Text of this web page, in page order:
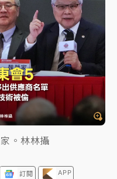
件災情 侯友宜揭這類災
破百毫米 水塔、雨棚
。林林攝
訂閱 APP